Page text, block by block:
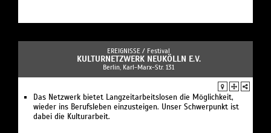
EREIGNISSE / Festival
KULTURNETZWERK NEUKÖLLN E.V.
Berlin, Karl-Marx-Str. 131
Das Netzwerk bietet Langzeitarbeitslosen die Möglichkeit,
wieder ins Berufsleben einzusteigen. Unser Schwerpunkt ist
dabei die Kulturarbeit.